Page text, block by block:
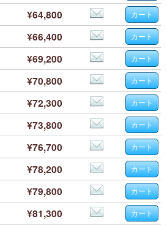
¥64,800
¥66,400
¥69,200
¥70,800
¥72,300
¥73,800
¥76,700
¥78,200
¥79,800
¥81,300